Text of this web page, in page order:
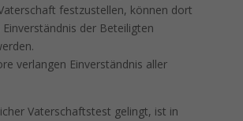
festzustellen, können dort
der Beteiligten
verlangen Einverständnis aller
Vaterschaftstest gelingt, ist in